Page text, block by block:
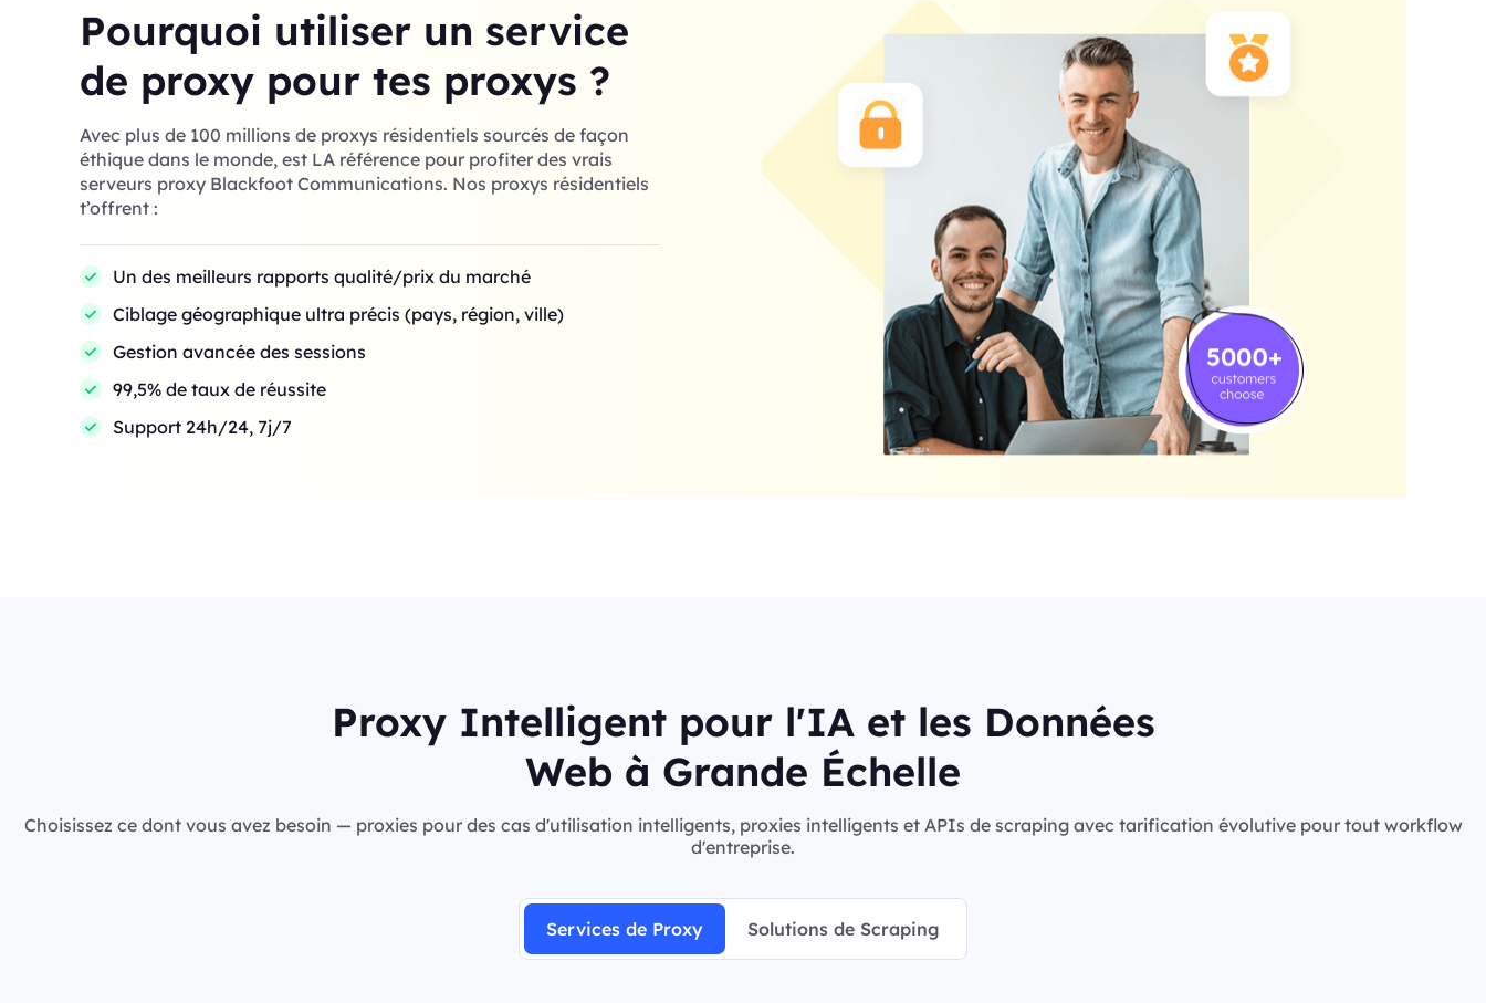
Pourquoi utiliser un service
de proxy pour tes proxys ?
Avec plus de 100 millions de proxys résidentiels sourcés de façon
éthique dans le monde, est LA référence pour profiter des vrais
serveurs proxy Blackfoot Communications. Nos proxys résidentiels
t’offrent :
Un des meilleurs rapports qualité/prix du marché
Ciblage géographique ultra précis (pays, région, ville)
Gestion avancée des sessions
99,5% de taux de réussite
Support 24h/24, 7j/7
Proxy Intelligent pour l'IA et les Données
Web à Grande Échelle
Choisissez ce dont vous avez besoin — proxies pour des cas d'utilisation intelligents, proxies intelligents et APIs de scraping avec tarification évolutive pour tout workflow
d'entreprise.
Services de Proxy Solutions de Scraping